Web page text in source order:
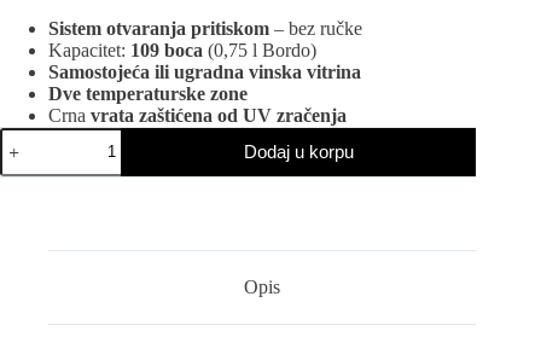
Sistem otvaranja pritiskom – bez ručke
Kapacitet: 109 boca (0,75 l Bordo)
Samostojeća ili ugradna vinska vitrina
Dve temperaturske zone
Crna vrata zaštićena od UV zračenja
mQuvée
WCED187FGBP
vinska
Dodaj u korpu
Opis